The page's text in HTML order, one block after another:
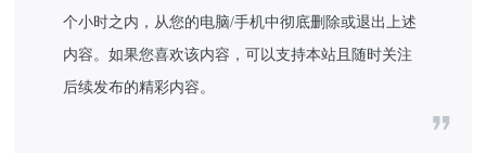
个小时之内，从您的电脑/手机中彻底删除或退出上述
内容。如果您喜欢该内容，可以支持本站且随时关注
后续发布的精彩内容。